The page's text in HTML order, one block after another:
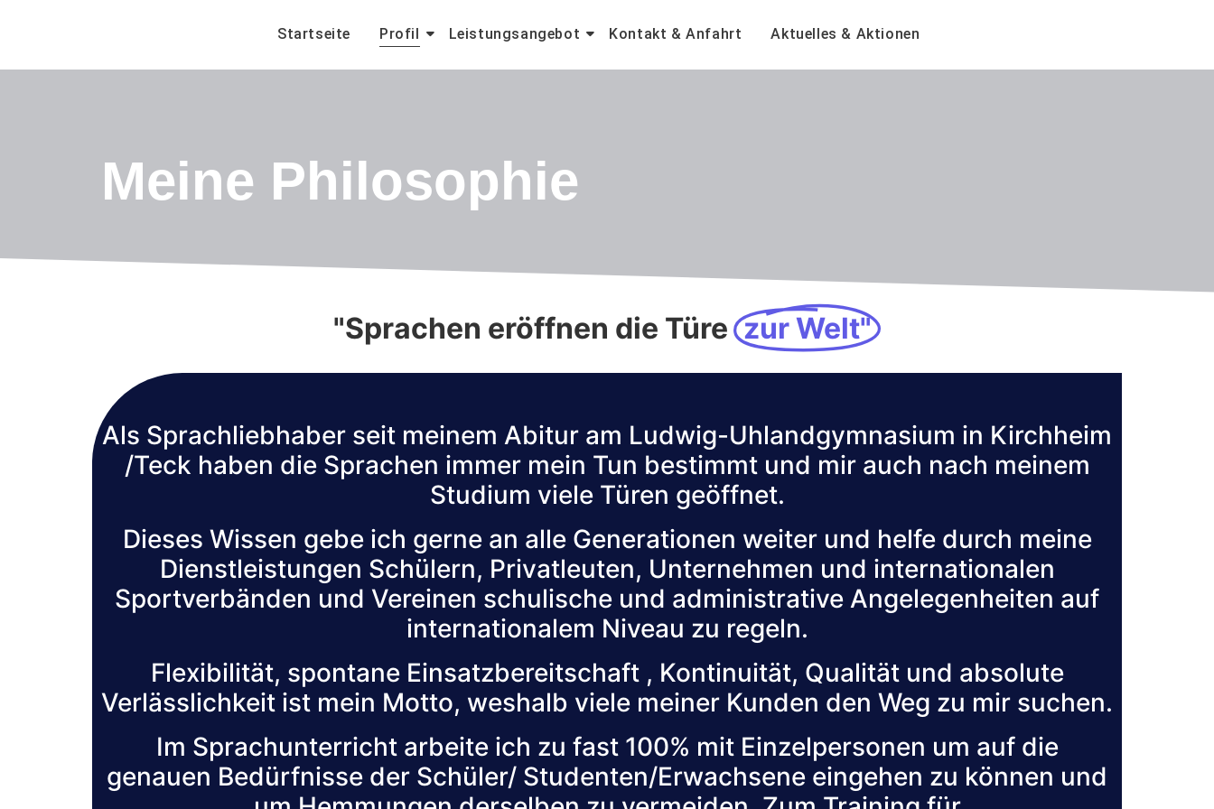
Startseite Profil Leistungsangebot Kontakt & Anfahrt Aktuelles & Aktionen
Meine Philosophie
"Sprachen eröffnen die Türe zur Welt"
Als Sprachliebhaber seit meinem Abitur am Ludwig-Uhlandgymnasium in Kirchheim
/Teck haben die Sprachen immer mein Tun bestimmt und mir auch nach meinem
Studium viele Türen geöffnet.
Dieses Wissen gebe ich gerne an alle Generationen weiter und helfe durch meine
Dienstleistungen Schülern, Privatleuten, Unternehmen und internationalen
Sportverbänden und Vereinen schulische und administrative Angelegenheiten auf
internationalem Niveau zu regeln.
Flexibilität, spontane Einsatzbereitschaft , Kontinuität, Qualität und absolute
Verlässlichkeit ist mein Motto, weshalb viele meiner Kunden den Weg zu mir suchen.
Im Sprachunterricht arbeite ich zu fast 100% mit Einzelpersonen um auf die
genauen Bedürfnisse der Schüler/ Studenten/Erwachsene eingehen zu können und